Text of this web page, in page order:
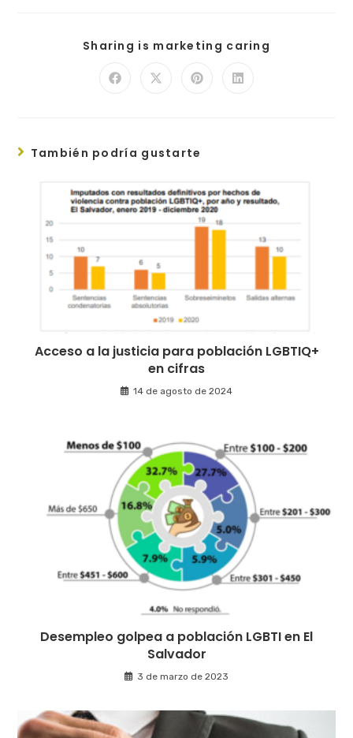
Sharing is marketing caring
También podría gustarte
Acceso a la justicia para población LGBTIQ+
en cifras
14 de agosto de 2024
Desempleo golpea a población LGBTI en El
Salvador
3 de marzo de 2023